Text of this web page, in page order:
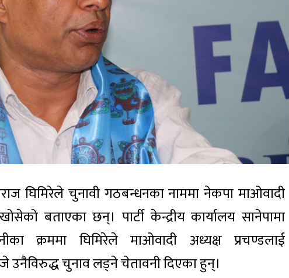
घिमिरेले चुनावी गठबन्धनका नाममा नेकपा माओवादी
बताएका छन्। पार्टी केन्द्रीय कार्यालय सानेपामा
क्रममा घिमिरेले माओवादी अध्यक्ष प्रचण्डलाई
चुनाव लड्ने चेतावनी दिएका हुन्।